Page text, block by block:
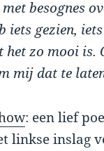
besognes
iets gezien,
zo mooi is.
mij dat te
: een lief
linkse inslag